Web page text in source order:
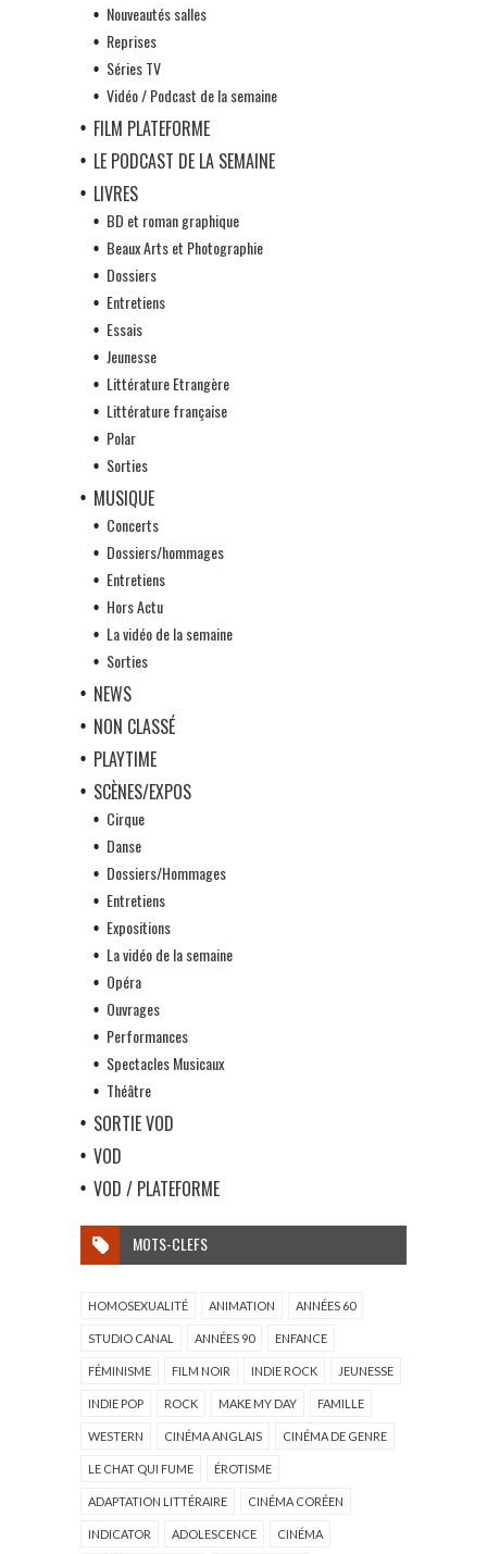
Nouveautés salles
Reprises
Séries TV
Vidéo / Podcast de la semaine
FILM PLATEFORME
LE PODCAST DE LA SEMAINE
LIVRES
BD et roman graphique
Beaux Arts et Photographie
Dossiers
Entretiens
Essais
Jeunesse
Littérature Etrangère
Littérature française
Polar
Sorties
MUSIQUE
Concerts
Dossiers/hommages
Entretiens
Hors Actu
La vidéo de la semaine
Sorties
NEWS
NON CLASSÉ
PLAYTIME
SCÈNES/EXPOS
Cirque
Danse
Dossiers/Hommages
Entretiens
Expositions
La vidéo de la semaine
Opéra
Ouvrages
Performances
Spectacles Musicaux
Théâtre
SORTIE VOD
VOD
VOD / PLATEFORME
MOTS-CLEFS
HOMOSEXUALITÉ ANIMATION ANNÉES 60
STUDIO CANAL ANNÉES 90 ENFANCE
FÉMINISME FILM NOIR INDIE ROCK JEUNESSE
INDIE POP ROCK MAKE MY DAY FAMILLE
WESTERN CINÉMA ANGLAIS CINÉMA DE GENRE
LE CHAT QUI FUME ÉROTISME
ADAPTATION LITTÉRAIRE CINÉMA CORÉEN
INDICATOR ADOLESCENCE CINÉMA